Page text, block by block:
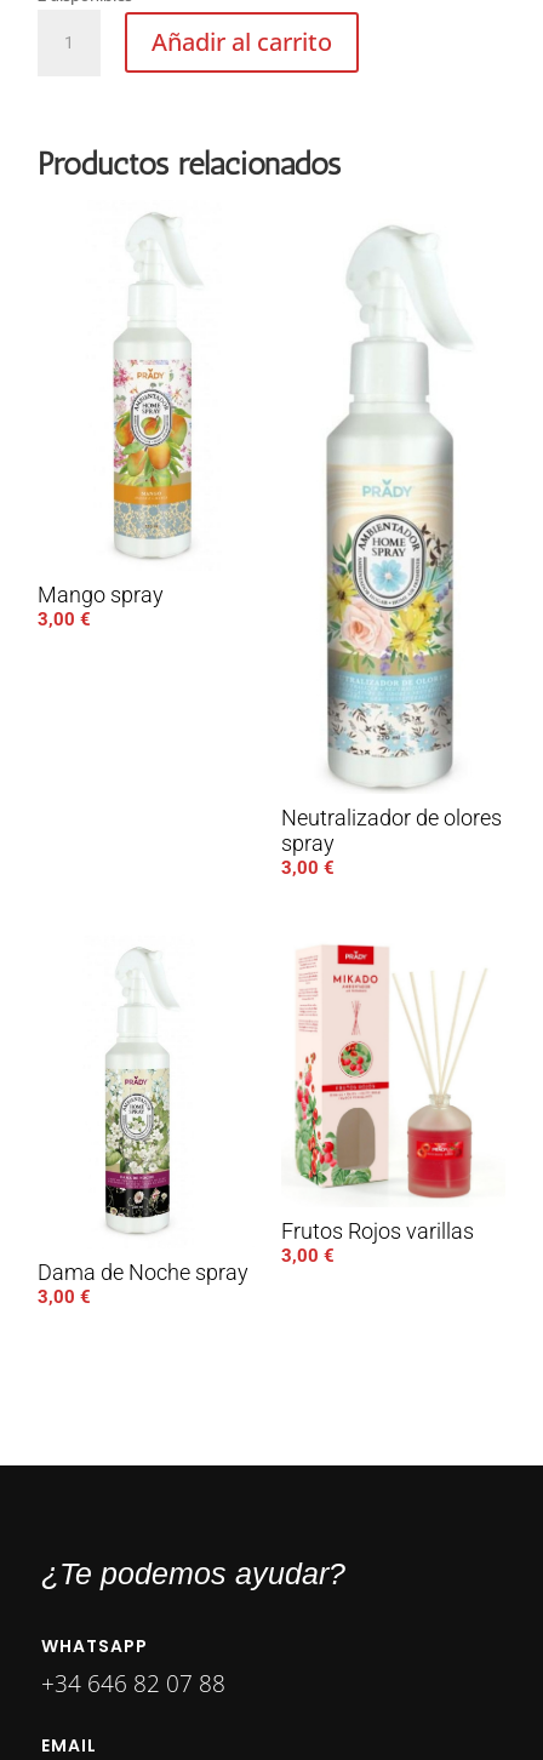
Añadir al carrito
Productos relacionados
Mango spray
3,00€
Neutralizador de olores
spray
3,00 €
Dama de Noche spray
3,00€
Frutos Rojos varillas
3,00 €
¿Te podemos ayudar?
WHATSAPP
+34 646 82 07 88
EMAIL